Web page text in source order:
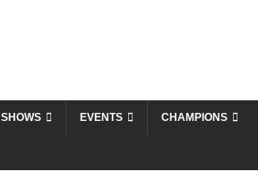
SHOWS EVENTS CHAMPIONS